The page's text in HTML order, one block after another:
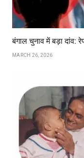
बंगाल चुनाव में बड़ा दांव:
MARCH 26, 2026